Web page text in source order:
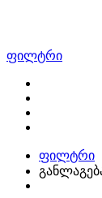
ფილტრი
ფილტრი